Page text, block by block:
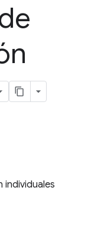
individuales